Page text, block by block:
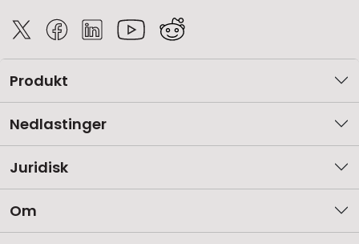
Produkt
Nedlastinger
Juridisk
Om